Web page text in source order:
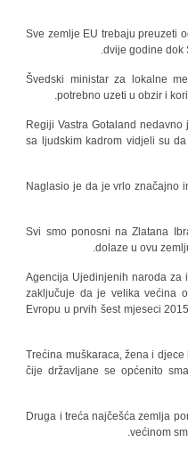
"Sve zemlje EU trebaju preuzeti
dvije godine dok
Švedski ministar za lokalne
potrebno uzeti u obzir i
"Regiji Vastra Gotaland
sa ljudskim kadrom vidjeli su
Naglasio je da je vrlo značajno
"Svi smo ponosni na Zlatana
dolaze u ovu
Agencija Ujedinjenih naroda za
zaključuje da je velika većina
Evropu u prvih šest mjeseci
Trećina muškaraca, žena i
čije državljane se općenito
Druga i treća najčešća zemlja
većinom